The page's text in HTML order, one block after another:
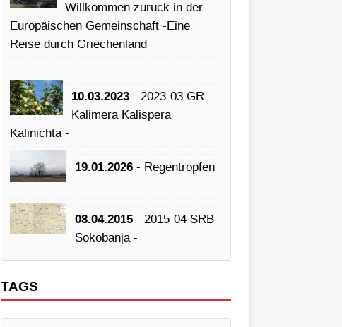
Willkommen zurück in der
Europäischen Gemeinschaft -Eine
Reise durch Griechenland
10.03.2023- 2023-03 GR
Kalimera Kalispera
Kalinichta -
19.01.2026- Regentropfen
-
08.04.2015- 2015-04 SRB
Sokobanja -
TAGS